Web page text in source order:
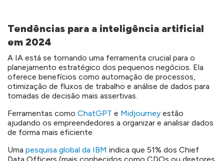
Tendências para a inteligência artificial
em 2024
A IA está se tornando uma ferramenta crucial para o
planejamento estratégico dos pequenos negócios. Ela
oferece benefícios como automação de processos,
otimização de fluxos de trabalho e análise de dados para
tomadas de decisão mais assertivas.
Ferramentas como ChatGPT e Midjourney estão
ajudando os empreendedores a organizar e analisar dados
de forma mais eficiente.
Uma pesquisa global da IBM indica que 51% dos Chief